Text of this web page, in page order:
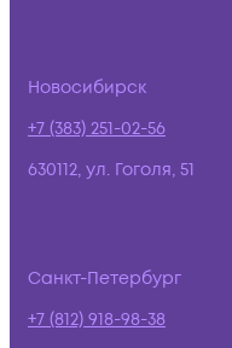
Новосибирск
+7 (383) 251-02-56
630112, ул. Гоголя, 51
Санкт-Петербург
+7 (812) 918-98-38